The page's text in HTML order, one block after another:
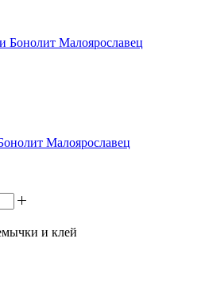
Малоярославец
и клей